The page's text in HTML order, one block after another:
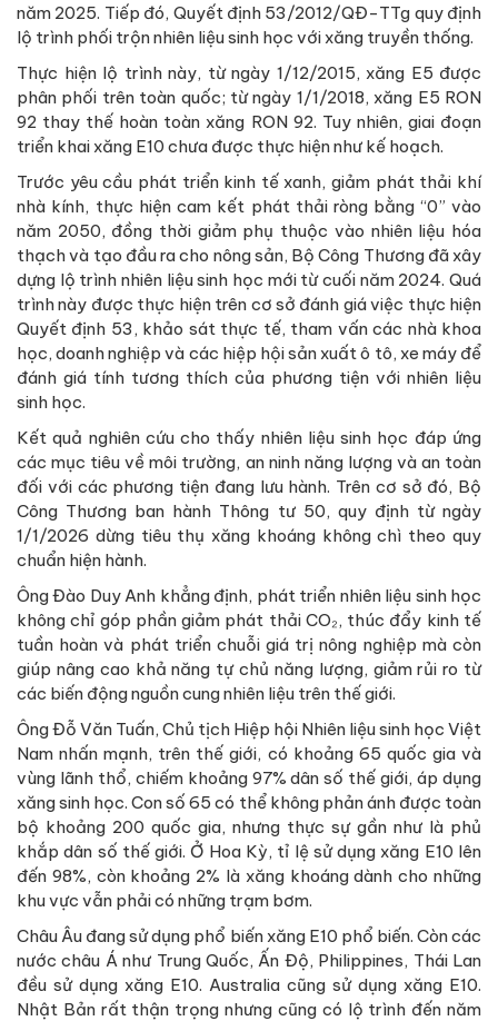
năm 2025. Tiếp đó, Quyết định 53/2012/QĐ-TTg quy định
lộ trình phối trộn nhiên liệu sinh học với xăng truyền thống.
Thực hiện lộ trình này, từ ngày 1/12/2015, xăng E5 được
phân phối trên toàn quốc; từ ngày 1/1/2018, xăng E5 RON
92 thay thế hoàn toàn xăng RON 92. Tuy nhiên, giai đoạn
triển khai xăng E10 chưa được thực hiện như kế hoạch.
Trước yêu cầu phát triển kinh tế xanh, giảm phát thải khí
nhà kính, thực hiện cam kết phát thải ròng bằng “0” vào
năm 2050, đồng thời giảm phụ thuộc vào nhiên liệu hóa
thạch và tạo đầu ra cho nông sản, Bộ Công Thương đã xây
dựng lộ trình nhiên liệu sinh học mới từ cuối năm 2024. Quá
trình này được thực hiện trên cơ sở đánh giá việc thực hiện
Quyết định 53, khảo sát thực tế, tham vấn các nhà khoa
học, doanh nghiệp và các hiệp hội sản xuất ô tô, xe máy để
đánh giá tính tương thích của phương tiện với nhiên liệu
sinh học.
Kết quả nghiên cứu cho thấy nhiên liệu sinh học đáp ứng
các mục tiêu về môi trường, an ninh năng lượng và an toàn
đối với các phương tiện đang lưu hành. Trên cơ sở đó, Bộ
Công Thương ban hành Thông tư 50, quy định từ ngày
1/1/2026 dừng tiêu thụ xăng khoáng không chì theo quy
chuẩn hiện hành.
Ông Đào Duy Anh khẳng định, phát triển nhiên liệu sinh học
không chỉ góp phần giảm phát thải CO₂, thúc đẩy kinh tế
tuần hoàn và phát triển chuỗi giá trị nông nghiệp mà còn
giúp nâng cao khả năng tự chủ năng lượng, giảm rủi ro từ
các biến động nguồn cung nhiên liệu trên thế giới.
Ông Đỗ Văn Tuấn, Chủ tịch Hiệp hội Nhiên liệu sinh học Việt
Nam nhấn mạnh, trên thế giới, có khoảng 65 quốc gia và
vùng lãnh thổ, chiếm khoảng 97% dân số thế giới, áp dụng
xăng sinh học. Con số 65 có thể không phản ánh được toàn
bộ khoảng 200 quốc gia, nhưng thực sự gần như là phủ
khắp dân số thế giới. Ở Hoa Kỳ, tỉ lệ sử dụng xăng E10 lên
đến 98%, còn khoảng 2% là xăng khoáng dành cho những
khu vực vẫn phải có những trạm bơm.
Châu Âu đang sử dụng phổ biến xăng E10 phổ biến. Còn các
nước châu Á như Trung Quốc, Ấn Độ, Philippines, Thái Lan
đều sử dụng xăng E10. Australia cũng sử dụng xăng E10.
Nhật Bản rất thận trọng nhưng cũng có lộ trình đến năm